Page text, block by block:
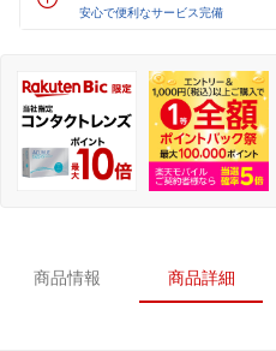
安心で便利なサービス完備
商品情報 商品詳細